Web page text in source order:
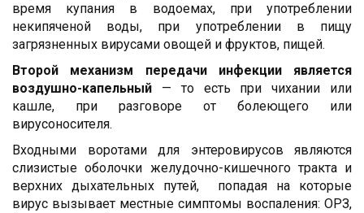
время купания в водоемах, при употреблении
некипяченой воды, при употреблении в пищу
загрязненных вирусами овощей и фруктов, пищей.
Второй механизм передачи инфекции является
воздушно-капельный — то есть при чихании или
кашле, при разговоре от болеющего или
вирусоносителя.
Входными воротами для энтеровирусов являются
слизистые оболочки желудочно-кишечного тракта и
верхних дыхательных путей, попадая на которые
вирус вызывает местные симптомы воспаления: ОРЗ,